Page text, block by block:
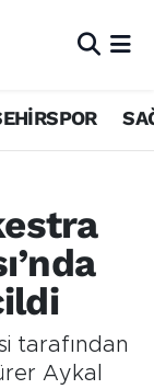
tarafından
Aykal